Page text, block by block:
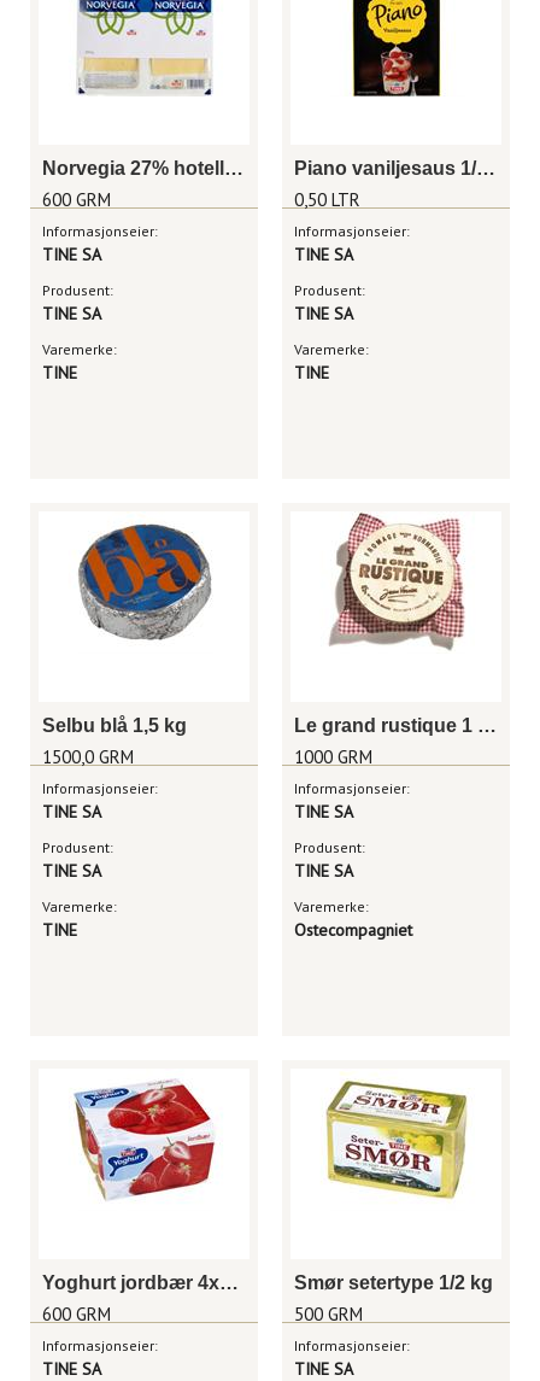
Norvegia 27% hotellbr øko 600g
600 GRM
Informasjonseier:
TINE SA
Produsent:
TINE SA
Varemerke:
TINE
Piano vaniljesaus 1/2 liter
0,50 LTR
Informasjonseier:
TINE SA
Produsent:
TINE SA
Varemerke:
TINE
Selbu blå 1,5 kg
1500,0 GRM
Informasjonseier:
TINE SA
Produsent:
TINE SA
Varemerke:
TINE
Le grand rustique 1 kg
1000 GRM
Informasjonseier:
TINE SA
Produsent:
TINE SA
Varemerke:
Ostecompagniet
Yoghurt jordbær 4x150g
600 GRM
Informasjonseier:
TINE SA
Smør setertype 1/2 kg
500 GRM
Informasjonseier:
TINE SA